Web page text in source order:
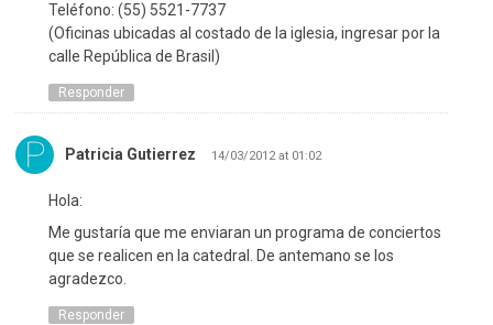
Teléfono: (55) 5521-7737
(Oficinas ubicadas al costado de la iglesia, ingresar por la
calle República de Brasil)
Responder
Patricia Gutierrez 14/03/2012 at 01:02
Hola:
Me gustaría que me enviaran un programa de conciertos
que se realicen en la catedral. De antemano se los
agradezco.
Responder